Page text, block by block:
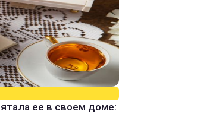
ее в своем доме: